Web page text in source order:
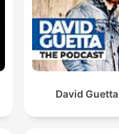
David Guetta